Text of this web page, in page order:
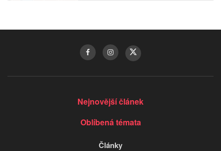
Nejnovější článek
Oblíbená témata
Články